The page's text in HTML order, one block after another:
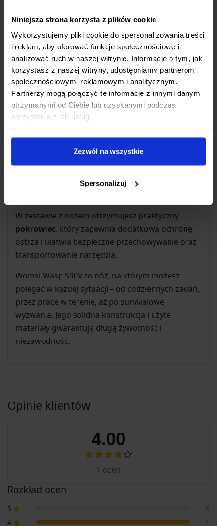
Niniejsza strona korzysta z plików cookie
Wykorzystujemy pliki cookie do spersonalizowania treści
i reklam, aby oferować funkcje społecznościowe i
analizować ruch w naszej witrynie. Informacje o tym, jak
korzystasz z naszej witryny, udostępniamy partnerom
społecznościowym, reklamowym i analitycznym.
Partnerzy mogą połączyć te informacje z innymi danymi
otrzymanymi od Ciebie lub uzyskanymi podczas
korzystania z ich usług.
Zezwól na wszystkie
Spersonalizuj
łożysk kulkowych, otwieranie i zamykanie
szybkie.
Blokada Liner Lock:Sprawdzona i
niezawodna blokada typuliner lock
skutecznie zabezpiecza ostrze przed
przypadkowym złożeniem podczas pracy,
zapewniając bezpieczeństwo użytkownika.
Kompaktowe wymiary i niska waga:
138 g, nóż jest łatwy do przenoszenia i nie
W zestawie z nożem otrzymujesz praktyczny
pokrowiec, który zapewnia dodatkową ochronę
ostrza i ułatwia bezpieczne przechowywanie oraz
transportowanie narzędzia.
Womsi Wasp S90V to nóż, na którym możesz
polegać w każdej sytuacji – od codziennych zadań,
przez prace w terenie, aż po survivalowe
wyzwania. Jego solidna konstrukcja i użyte
materiały gwarantują długą żywotność i
niezawodność.
Opinie klientów
4.00
1 ocen
Rozkład ocen
5
0
4
1